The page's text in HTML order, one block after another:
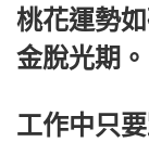
桃花運勢
金脫光期。
工作中只